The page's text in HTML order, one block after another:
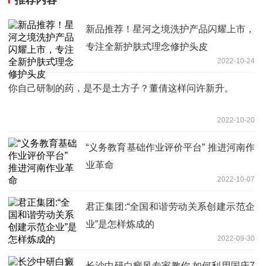
新品推荐！星河之境洗护产品闪耀上市，
专注全新护肤式理念修护头皮
2022-10-24
你自己研制的药，是不是土方子？董倩这样问许新升。
2022-10-20
“义务教育基础作业评价平台” 推进河南作
业革命
2022-10-07
君正集团:“全国和谐劳动关系创建示范企
业”是怎样炼成的
2022-09-30